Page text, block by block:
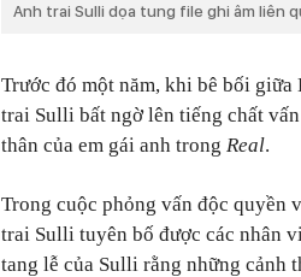
Anh trai Sulli dọa tung file ghi âm liên
Trước đó một năm, khi bê bối giữa
trai Sulli bất ngờ lên tiếng chất
thân của em gái anh trong Real.
Trong cuộc phỏng vấn độc quyền
trai Sulli tuyên bố được các nhân
tang lễ của Sulli rằng những cảnh